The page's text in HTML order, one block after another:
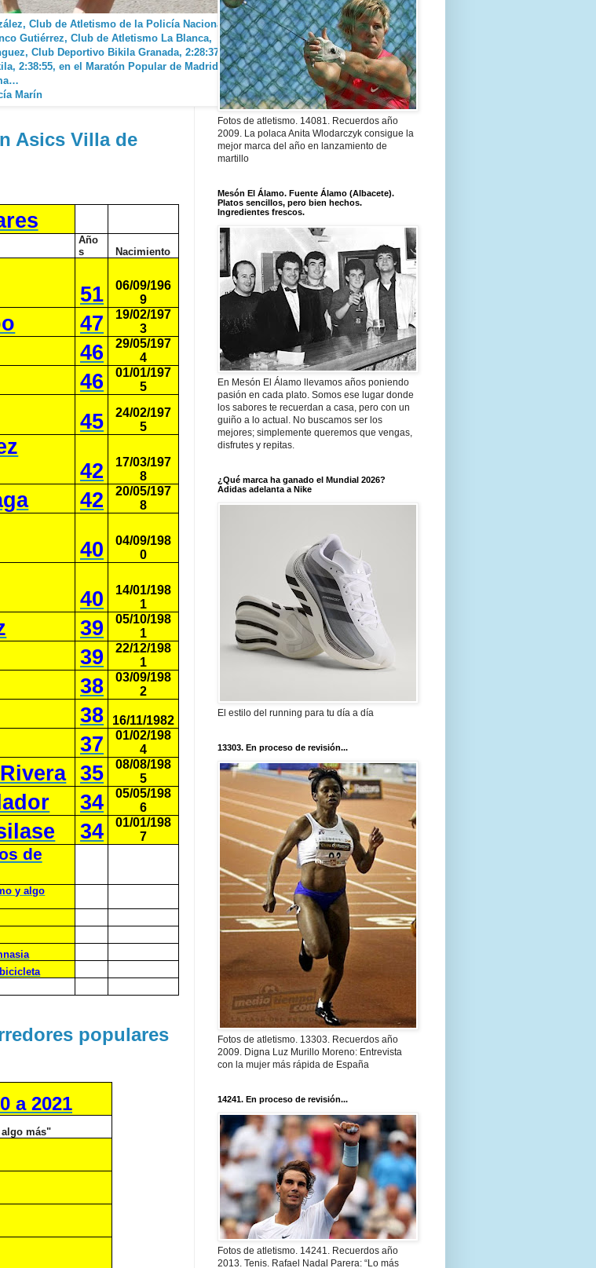
Club de Atletismo de la Policía Nacional
Gutiérrez, Club de Atletismo La Blanca,
Club Deportivo Bikila Granada, 2:28:37 y
2:38:55, en el Maratón Popular de Madrid
Marín
Asics Villa de
Año
s
Nacimiento
51
06/09/196
9
47
19/02/197
3
46
29/05/197
4
46
01/01/197
5
45
24/02/197
5
42
17/03/197
8
42
20/05/197
8
40
04/09/198
0
40
14/01/198
1
39
05/10/198
1
39
22/12/198
1
38
03/09/198
2
38 16/11/1982
37
01/02/198
4
35
08/08/198
5
34
05/05/198
6
34
01/01/198
7
de
y algo
populares
a 2021
más"
Fotos de atletismo. 14081. Recuerdos año
2009. La polaca Anita Wlodarczyk consigue la
mejor marca del año en lanzamiento de
martillo
Mesón El Álamo. Fuente Álamo (Albacete).
Platos sencillos, pero bien hechos.
Ingredientes frescos.
En Mesón El Álamo llevamos años poniendo
pasión en cada plato. Somos ese lugar donde
los sabores te recuerdan a casa, pero con un
guiño a lo actual. No buscamos ser los
mejores; simplemente queremos que vengas,
disfrutes y repitas.
¿Qué marca ha ganado el Mundial 2026?
Adidas adelanta a Nike
El estilo del running para tu día a día
13303. En proceso de revisión...
Fotos de atletismo. 13303. Recuerdos año
2009. Digna Luz Murillo Moreno: Entrevista
con la mujer más rápida de España
14241. En proceso de revisión...
Fotos de atletismo. 14241. Recuerdos año
2013. Tenis. Rafael Nadal Parera: “Lo más